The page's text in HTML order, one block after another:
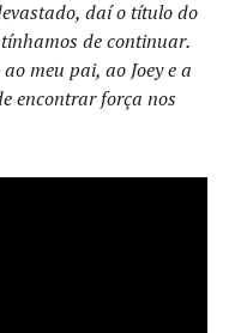
daí o título do
de continuar.
meu pai, ao Joey e a
encontrar força nos